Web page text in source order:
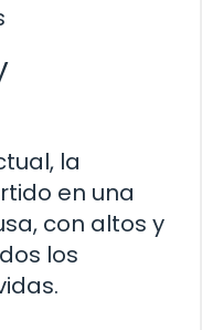
la
en una
con altos y
los